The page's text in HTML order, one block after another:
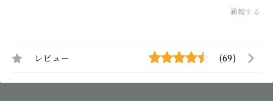
通報する
レビュー (69)